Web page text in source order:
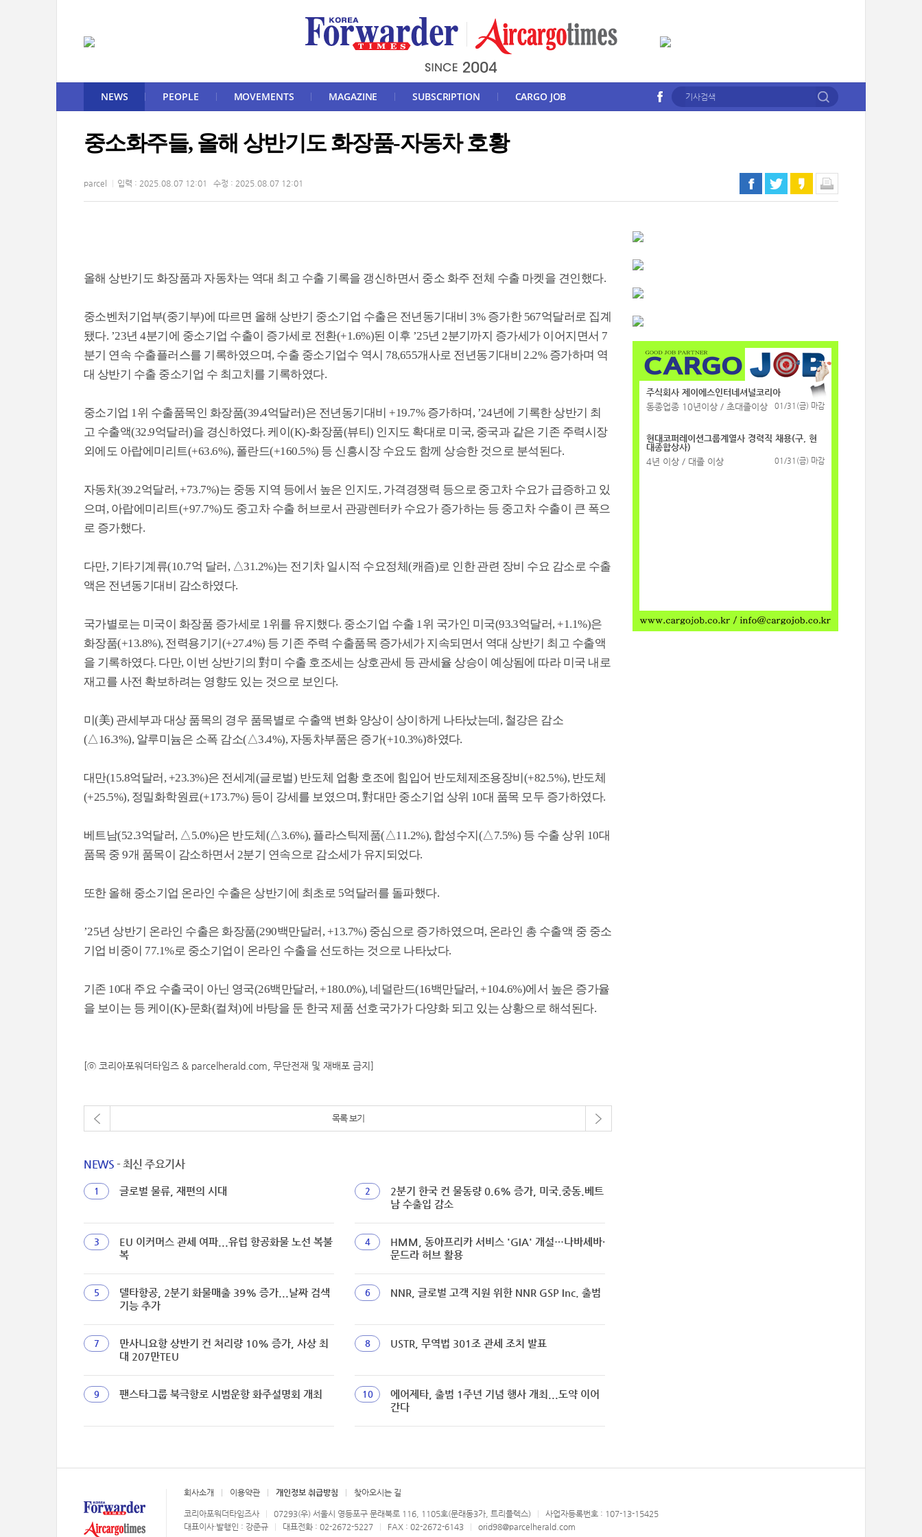
NEWS PEOPLE MOVEMENTS MAGAZINE SUBSCRIPTION CARGO JOB
중소화주들, 올해 상반기도 화장품-자동차 호황
parcel 입력 : 2025.08.07 12:01 수정 : 2025.08.07 12:01
올해 상반기도 화장품과 자동차는 역대 최고 수출 기록을 갱신하면서 중소 화주 전체 수출 마켓을 견인했다.
중소벤처기업부(중기부)에 따르면 올해 상반기 중소기업 수출은 전년동기대비 3% 증가한 567억달러로 집계
됐다. ’23년 4분기에 중소기업 수출이 증가세로 전환(+1.6%)된 이후 ’25년 2분기까지 증가세가 이어지면서 7
분기 연속 수출플러스를 기록하였으며, 수출 중소기업수 역시 78,655개사로 전년동기대비 2.2% 증가하며 역
대 상반기 수출 중소기업 수 최고치를 기록하였다.
중소기업 1위 수출품목인 화장품(39.4억달러)은 전년동기대비 +19.7% 증가하며, ’24년에 기록한 상반기 최
고 수출액(32.9억달러)을 경신하였다. 케이(K)-화장품(뷰티) 인지도 확대로 미국, 중국과 같은 기존 주력시장
외에도 아랍에미리트(+63.6%), 폴란드(+160.5%) 등 신흥시장 수요도 함께 상승한 것으로 분석된다.
자동차(39.2억달러, +73.7%)는 중동 지역 등에서 높은 인지도, 가격경쟁력 등으로 중고차 수요가 급증하고 있
으며, 아랍에미리트(+97.7%)도 중고차 수출 허브로서 관광렌터카 수요가 증가하는 등 중고차 수출이 큰 폭으
로 증가했다.
다만, 기타기계류(10.7억 달러, △31.2%)는 전기차 일시적 수요정체(캐즘)로 인한 관련 장비 수요 감소로 수출
액은 전년동기대비 감소하였다.
국가별로는 미국이 화장품 증가세로 1위를 유지했다. 중소기업 수출 1위 국가인 미국(93.3억달러, +1.1%)은
화장품(+13.8%), 전력용기기(+27.4%) 등 기존 주력 수출품목 증가세가 지속되면서 역대 상반기 최고 수출액
을 기록하였다. 다만, 이번 상반기의 對미 수출 호조세는 상호관세 등 관세율 상승이 예상됨에 따라 미국 내로
재고를 사전 확보하려는 영향도 있는 것으로 보인다.
미(美) 관세부과 대상 품목의 경우 품목별로 수출액 변화 양상이 상이하게 나타났는데, 철강은 감소
(△16.3%), 알루미늄은 소폭 감소(△3.4%), 자동차부품은 증가(+10.3%)하였다.
대만(15.8억달러, +23.3%)은 전세계(글로벌) 반도체 업황 호조에 힘입어 반도체제조용장비(+82.5%), 반도체
(+25.5%), 정밀화학원료(+173.7%) 등이 강세를 보였으며, 對대만 중소기업 상위 10대 품목 모두 증가하였다.
베트남(52.3억달러, △5.0%)은 반도체(△3.6%), 플라스틱제품(△11.2%), 합성수지(△7.5%) 등 수출 상위 10대
품목 중 9개 품목이 감소하면서 2분기 연속으로 감소세가 유지되었다.
또한 올해 중소기업 온라인 수출은 상반기에 최초로 5억달러를 돌파했다.
’25년 상반기 온라인 수출은 화장품(290백만달러, +13.7%) 중심으로 증가하였으며, 온라인 총 수출액 중 중소
기업 비중이 77.1%로 중소기업이 온라인 수출을 선도하는 것으로 나타났다.
기존 10대 주요 수출국이 아닌 영국(26백만달러, +180.0%), 네덜란드(16백만달러, +104.6%)에서 높은 증가율
을 보이는 등 케이(K)-문화(컬쳐)에 바탕을 둔 한국 제품 선호국가가 다양화 되고 있는 상황으로 해석된다.
[ⓒ 코리아포워더타임즈 & parcelherald.com, 무단전재 및 재배포 금지]
목록 보기
NEWS - 최신 주요기사
1 글로벌 물류, 재편의 시대 2
2분기 한국 컨 물동량 0.6% 증가, 미국.중동.베트
남 수출입 감소
3
EU 이커머스 관세 여파...유럽 항공화물 노선 복불
복
4
HMM, 동아프리카 서비스 'GIA' 개설…나바셰바·
문드라 허브 활용
5
델타항공, 2분기 화물매출 39% 증가...날짜 검색
기능 추가
6 NNR, 글로벌 고객 지원 위한 NNR GSP Inc. 출범
7
만사니요항 상반기 컨 처리량 10% 증가, 사상 최
대 207만TEU
8 USTR, 무역법 301조 관세 조치 발표
9 팬스타그룹 북극항로 시범운항 화주설명회 개최 10
에어제타, 출범 1주년 기념 행사 개최...도약 이어
간다
주식회사 제이에스인터네셔널코리아
동종업종 10년이상 / 초대졸이상
01/31(금) 마감
현대코퍼레이션그룹계열사 경력직 채용(구, 현
대종합상사)
4년 이상 / 대졸 이상
01/31(금) 마감
회사소개 이용약관 개인정보 취급방침 찾아오시는 길
코리아포워더타임즈사 07293(우) 서울시 영등포구 문래북로 116, 1105호(문래동3가, 트리플렉스)
사업자등록번호 : 107-13-15425
대표이사·발행인 : 강준규
대표전화 : 02-2672-5227 FAX : 02-2672-6143 orid98@parcelherald.com